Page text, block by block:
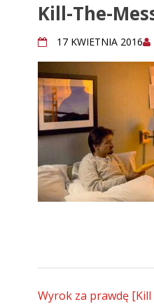
Kill-The-
17 KWIETNIA 2016
Wyrok za prawdę [Kill